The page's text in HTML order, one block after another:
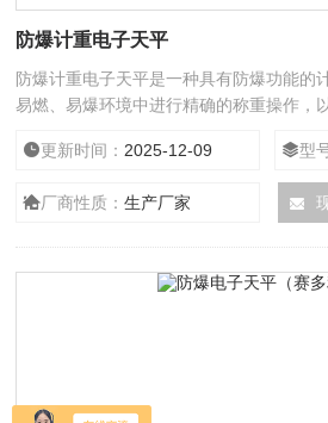
防爆计重电子天平
防爆计重电子天平是一种具有防爆功能的
易燃、易爆环境中进行精确的称重操作，
更新时间： 2025-12-09 型
厂商性质：生产厂家